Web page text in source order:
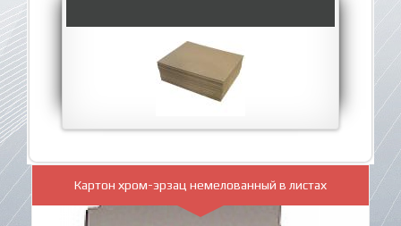
Картон хром-эрзац немелованный в листах